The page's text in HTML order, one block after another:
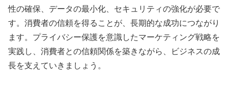
性の確保、データの最小化、セキュリティの強化が必要で
す。消費者の信頼を得ることが、長期的な成功につながり
ます。プライバシー保護を意識したマーケティング戦略を
実践し、消費者との信頼関係を築きながら、ビジネスの成
長を支えていきましょう。